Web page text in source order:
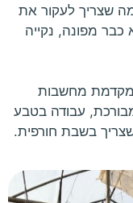
שצריך לעקור את
מפונה, נקייה
מחשבות
מבורכת, עבודה בטבע
בשבת חורפית.